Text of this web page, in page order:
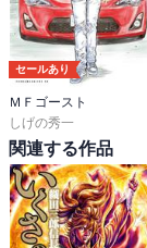
セールあり
ＭＦゴースト
しげの秀一
関連する作品